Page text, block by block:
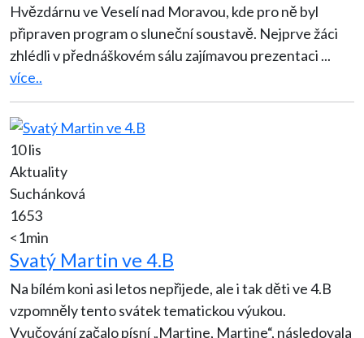
Hvězdárnu ve Veselí nad Moravou, kde pro ně byl
připraven program o sluneční soustavě. Nejprve žáci
zhlédli v přednáškovém sálu zajímavou prezentaci ...
více..
10 lis
Aktuality
Suchánková
1653
<1min
Svatý Martin ve 4.B
Na bílém koni asi letos nepřijede, ale i tak děti ve 4.B
vzpomněly tento svátek tematickou výukou.
Vyučování začalo písní „Martine, Martine“, následovala